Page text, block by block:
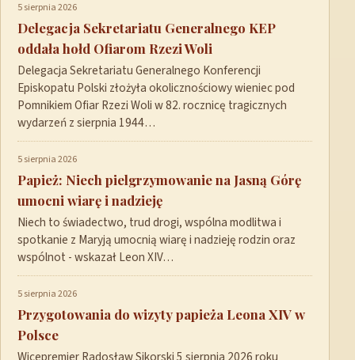
5 sierpnia 2026
Delegacja Sekretariatu Generalnego KEP
oddała hołd Ofiarom Rzezi Woli
Delegacja Sekretariatu Generalnego Konferencji
Episkopatu Polski złożyła okolicznościowy wieniec pod
Pomnikiem Ofiar Rzezi Woli w 82. rocznicę tragicznych
wydarzeń z sierpnia 1944…
5 sierpnia 2026
Papież: Niech pielgrzymowanie na Jasną Górę
umocni wiarę i nadzieję
Niech to świadectwo, trud drogi, wspólna modlitwa i
spotkanie z Maryją umocnią wiarę i nadzieję rodzin oraz
wspólnot - wskazał Leon XIV…
5 sierpnia 2026
Przygotowania do wizyty papieża Leona XIV w
Polsce
Wicepremier Radosław Sikorski 5 sierpnia 2026 roku